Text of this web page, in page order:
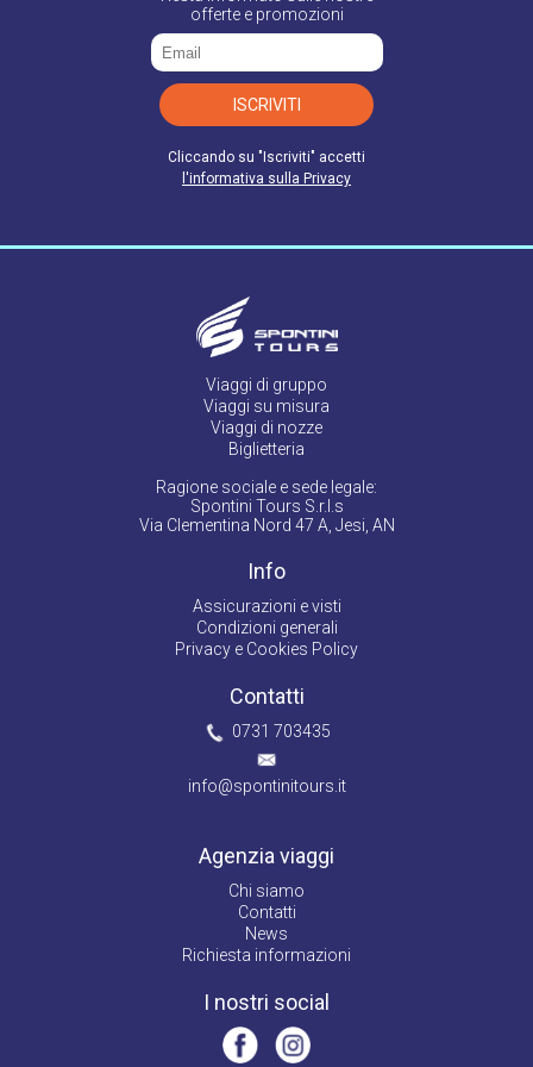
offerte e promozioni
ISCRIVITI
Cliccando su "Iscriviti" accetti
l'informativa sulla Privacy
Viaggi di gruppo
Viaggi su misura
Viaggi di nozze
Biglietteria
Ragione sociale e sede legale:
Spontini Tours S.r.l.s
Via Clementina Nord 47 A, Jesi, AN
Info
Assicurazioni e visti
Condizioni generali
Privacy e Cookies Policy
Contatti
0731 703435
info@spontinitours.it
Agenzia viaggi
Chi siamo
Contatti
News
Richiesta informazioni
I nostri social